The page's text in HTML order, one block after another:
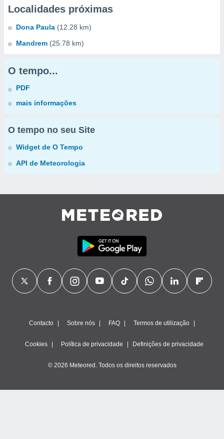
Localidades próximas
Dona Paula (12.28 km)
Mandrem (25.78 km)
O tempo...
PDF
mais informações
O tempo no seu Site
Widget de O Tempo
API de Meteorologia
Contacto Sobre nós FAQ Termos de utilização
Cookies Política de privacidade Definições de privacidade
© 2026 Meteored. Todos os direitos reservados